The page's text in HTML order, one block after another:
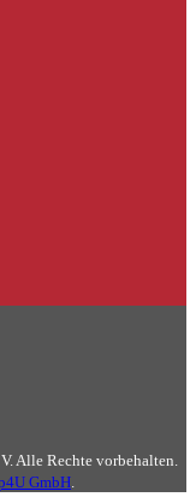
Alle Rechte vorbehalten.
GmbH